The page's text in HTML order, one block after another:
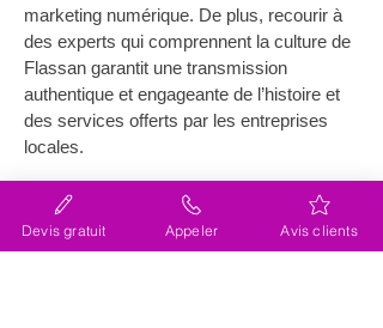
marketing numérique. De plus, recourir à
des experts qui comprennent la culture de
Flassan garantit une transmission
authentique et engageante de l’histoire et
des services offerts par les entreprises
locales.
Comment assurer la refonte
d’un site web existant près de
Devis gratuit Appeler Avis clients